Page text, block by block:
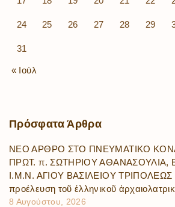
24 25 26 27 28 29
31
« Ιούλ
Πρόσφατα Άρθρα
ΝΕΟ ΑΡΘΡΟ ΣΤΟ ΠΝΕΥΜΑΤΙΚΟ
ΠΡΩΤ. π. ΣΩΤΗΡΙΟΥ
Ι.Μ.Ν. ΑΓΙΟΥ ΒΑΣΙΛΕΙΟΥ
προέλευση τοῦ ἑλληνικοῦ
8 Αυγούστου, 2026